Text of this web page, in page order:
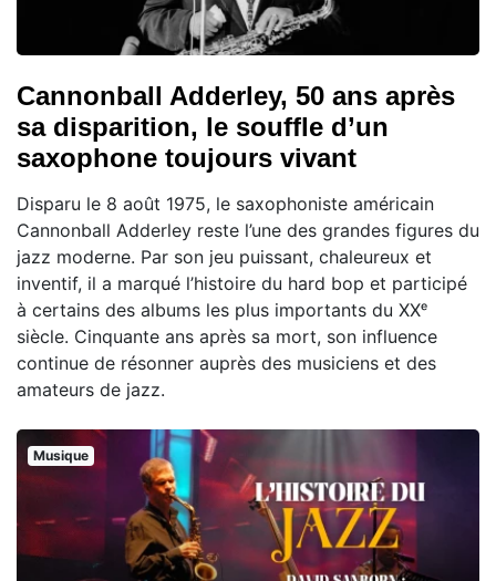
Cannonball Adderley, 50 ans après
sa disparition, le souffle d’un
saxophone toujours vivant
Disparu le 8 août 1975, le saxophoniste américain
Cannonball Adderley reste l’une des grandes figures du
jazz moderne. Par son jeu puissant, chaleureux et
inventif, il a marqué l’histoire du hard bop et participé
à certains des albums les plus importants du XXᵉ
siècle. Cinquante ans après sa mort, son influence
continue de résonner auprès des musiciens et des
amateurs de jazz.
Musique